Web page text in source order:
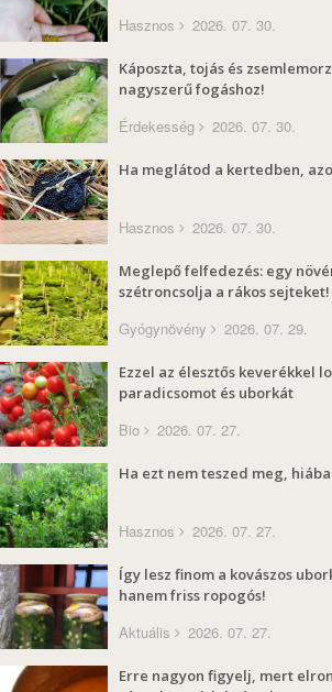
Hasznos 2026. 07. 30.
Káposzta, tojás és
nagyszerű fogáshoz!
Érdekesség 2026. 07. 30.
Ha meglátod a kertedben,
Hasznos 2026. 07. 30.
Meglepő felfedezés: egy
szétroncsolja a rákos sejteket!
Gyógynövény 2026. 07. 29.
Ezzel az élesztős keverékkel
paradicsomot és uborkát
Bio 2026. 07. 27.
Ha ezt nem teszed meg,
Hasznos 2026. 07. 27.
Így lesz finom a kovászos
hanem friss ropogós!
Aktuális 2026. 07. 27.
Erre nagyon figyelj, mert